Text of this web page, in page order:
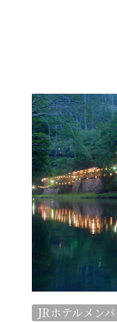
JRホテルメン